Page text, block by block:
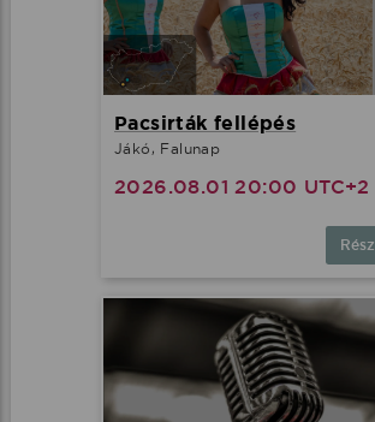
Pacsirták fellépés
Jákó, Falunap
2026.08.01 20:00 UTC+2